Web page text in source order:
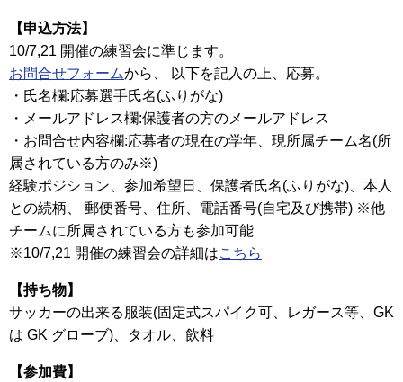
【申込方法】
10/7,21 開催の練習会に準じます。
お問合せフォームから、 以下を記入の上、応募。
・氏名欄:応募選手氏名(ふりがな)
・メールアドレス欄:保護者の方のメールアドレス
・お問合せ内容欄:応募者の現在の学年、現所属チーム名(所
属されている方のみ※)
経験ポジション、参加希望日、保護者氏名(ふりがな)、本人
との続柄、 郵便番号、住所、電話番号(自宅及び携帯) ※他
チームに所属されている方も参加可能
※10/7,21 開催の練習会の詳細はこちら
【持ち物】
サッカーの出来る服装(固定式スパイク可、レガース等、GK
は GK グローブ)、タオル、飲料
【参加費】